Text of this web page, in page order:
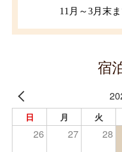
11月～3月末
宿
日 月 火
26 27 28